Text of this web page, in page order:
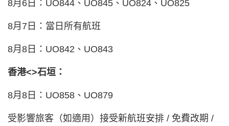
8月6日：UO844、UO845、UO824、UO825
8月7日：當日所有航班
8月8日：UO842、UO843
香港<>石垣：
8月8日：UO858、UO879
受影響旅客（如適用）接受新航班安排 / 免費改期 /